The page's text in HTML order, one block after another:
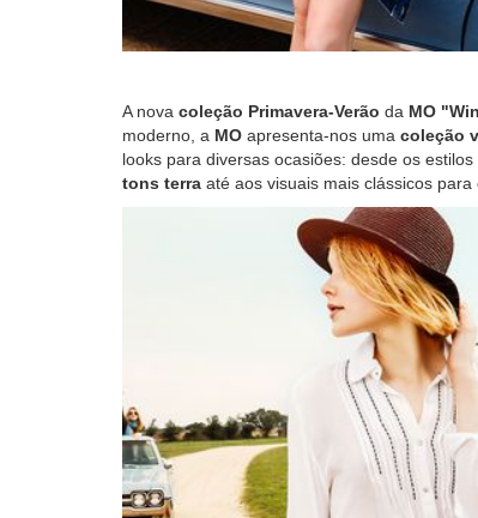
A nova coleção Primavera-Verão da MO
moderno, a MO apresenta-nos uma coleção
looks para diversas ocasiões: desde os
tons terra até aos visuais mais clássicos para